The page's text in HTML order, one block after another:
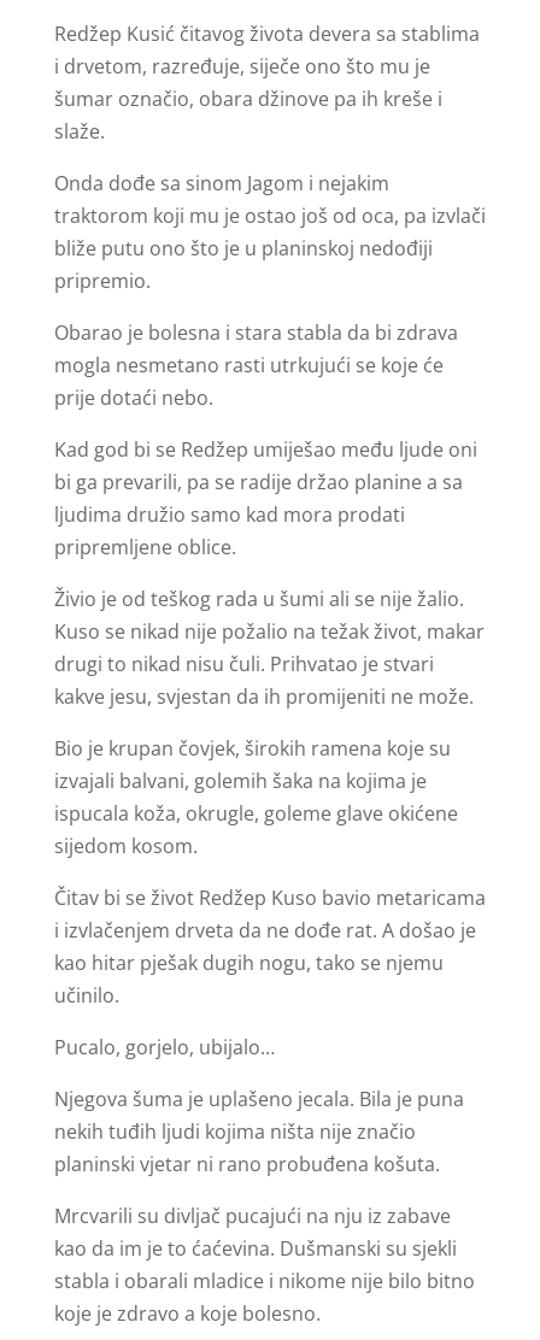
Redžep Kusić čitavog života devera sa stablima
i drvetom, razređuje, siječe ono što mu je
šumar označio, obara džinove pa ih kreše i
slaže.
Onda dođe sa sinom Jagom i nejakim
traktorom koji mu je ostao još od oca, pa izvlači
bliže putu ono što je u planinskoj nedođiji
pripremio.
Obarao je bolesna i stara stabla da bi zdrava
mogla nesmetano rasti utrkujući se koje će
prije dotaći nebo.
Kad god bi se Redžep umiješao među ljude oni
bi ga prevarili, pa se radije držao planine a sa
ljudima družio samo kad mora prodati
pripremljene oblice.
Živio je od teškog rada u šumi ali se nije žalio.
Kuso se nikad nije požalio na težak život, makar
drugi to nikad nisu čuli. Prihvatao je stvari
kakve jesu, svjestan da ih promijeniti ne može.
Bio je krupan čovjek, širokih ramena koje su
izvajali balvani, golemih šaka na kojima je
ispucala koža, okrugle, goleme glave okićene
sijedom kosom.
Čitav bi se život Redžep Kuso bavio metaricama
i izvlačenjem drveta da ne dođe rat. A došao je
kao hitar pješak dugih nogu, tako se njemu
učinilo.
Pucalo, gorjelo, ubijalo…
Njegova šuma je uplašeno jecala. Bila je puna
nekih tuđih ljudi kojima ništa nije značio
planinski vjetar ni rano probuđena košuta.
Mrcvarili su divljač pucajući na nju iz zabave
kao da im je to ćaćevina. Dušmanski su sjekli
stabla i obarali mladice i nikome nije bilo bitno
koje je zdravo a koje bolesno.